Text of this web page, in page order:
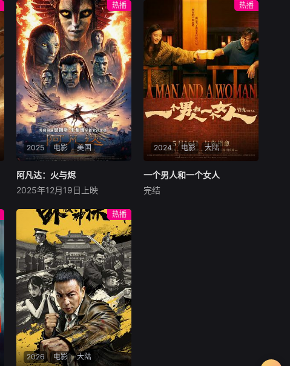
决心投身革命。日军欲诱杀高
胜男，她孤身赴战舍命换乡亲
周全。千钧一发间，八路军突
袭而至全歼敌寇，
妖异事件，张天盛虽被种种诡
怪幻象阻碍，却坚信这是藏在
迷信后的人为诡计，勇于向封
建传统宣战，敢于
2025 电影 美国
热播
阿凡达：火与烬
萨姆·沃辛顿
佐伊·索尔达娜
影片聚焦杰克·萨利与奈蒂莉一
家的命运起伏，在前作的情感
余波之上，深刻描绘一个家族
在战火中如何成长、并共同守
护血脉相连的情感纽带的历
程，从而将故事推向更具张力
的全新维度。此外，潘多拉的
全新领域也即将揭晓
阿凡达：火与烬
2025年12月19日上映
2024 电影 大陆
热播
一个男人和一个女人
黄渤
一个男人和一个女人
完结
2026 电影 大陆
热播